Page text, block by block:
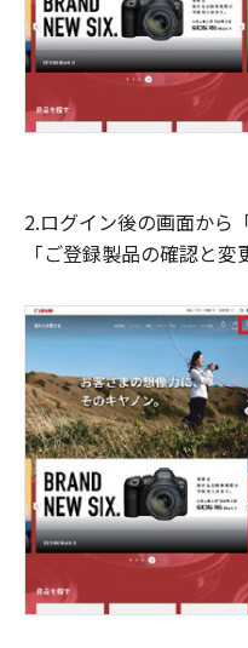
2.ログイン後の画面から
「ご登録製品の確認と変